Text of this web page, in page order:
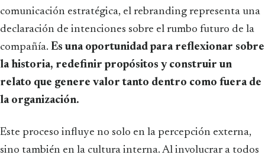
comunicación estratégica, el rebranding representa una
declaración de intenciones sobre el rumbo futuro de la
compañía. Es una oportunidad para reflexionar sobre
la historia, redefinir propósitos y construir un
relato que genere valor tanto dentro como fuera de
la organización.
Este proceso influye no solo en la percepción externa,
sino también en la cultura interna. Al involucrar a todos